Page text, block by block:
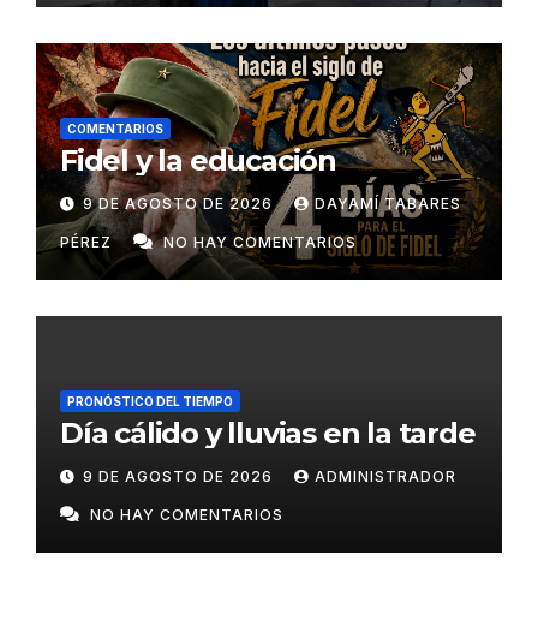
COMENTARIOS
Fidel y la educación
9 DE AGOSTO DE 2026 DAYAMÍ TABARES
PÉREZ NO HAY COMENTARIOS
PRONÓSTICO DEL TIEMPO
Día cálido y lluvias en la tarde
9 DE AGOSTO DE 2026 ADMINISTRADOR
NO HAY COMENTARIOS